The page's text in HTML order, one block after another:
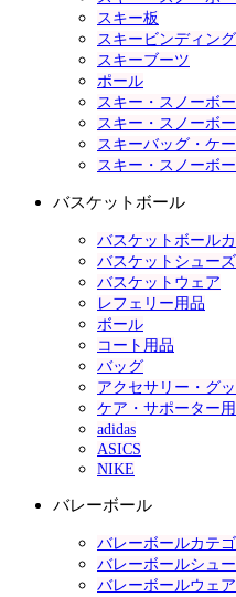
スキー板
スキービンディング
スキーブーツ
ポール
スキー・スノーボ
スキー・スノーボ
スキーバッグ・ケ
スキー・スノーボ
バスケットボール
バスケットボール
バスケットシューズ
バスケットウェア
レフェリー用品
ボール
コート用品
バッグ
アクセサリー・グ
ケア・サポーター
adidas
ASICS
NIKE
バレーボール
バレーボールカテ
バレーボールシュ
バレーボールウェア